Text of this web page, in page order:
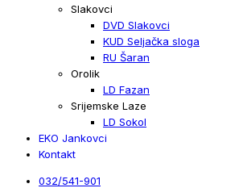
Slakovci
DVD Slakovci
KUD Seljačka sloga
RU Šaran
Orolik
LD Fazan
Srijemske Laze
LD Sokol
EKO Jankovci
Kontakt
032/541-901